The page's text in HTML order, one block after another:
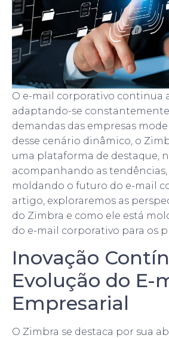
O e-mail corporativo continua
adaptando-se
demandas das empresas
desse cenário dinâmico, o
uma plataforma de destaque,
acompanhando as
moldando o futuro do e-mail
artigo, exploraremos as
do Zimbra e como ele está
do e-mail corporativo para os
Inovação
Evolução do E-
Empresarial
O Zimbra se destaca por sua